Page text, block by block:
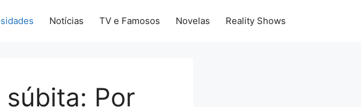
Notícias TV e Famosos Novelas Reality Shows
Por